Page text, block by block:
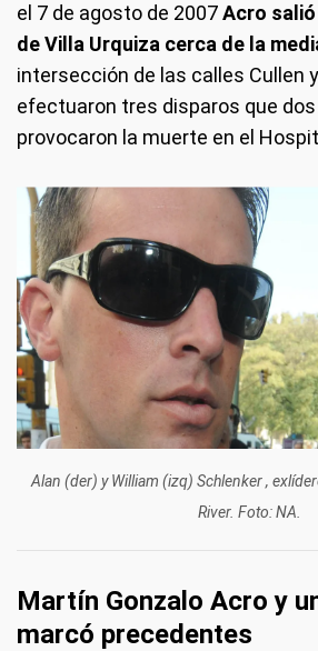
el 7 de agosto de 2007Acro
de Villa Urquiza cerca de la
intersección de las calles Cullen
efectuaron tres disparos que
provocaron la muerte en el
Alan (der) y William (izq) Schlenker ,
River. Foto: NA.
Martín Gonzalo Acro y
marcó precedentes